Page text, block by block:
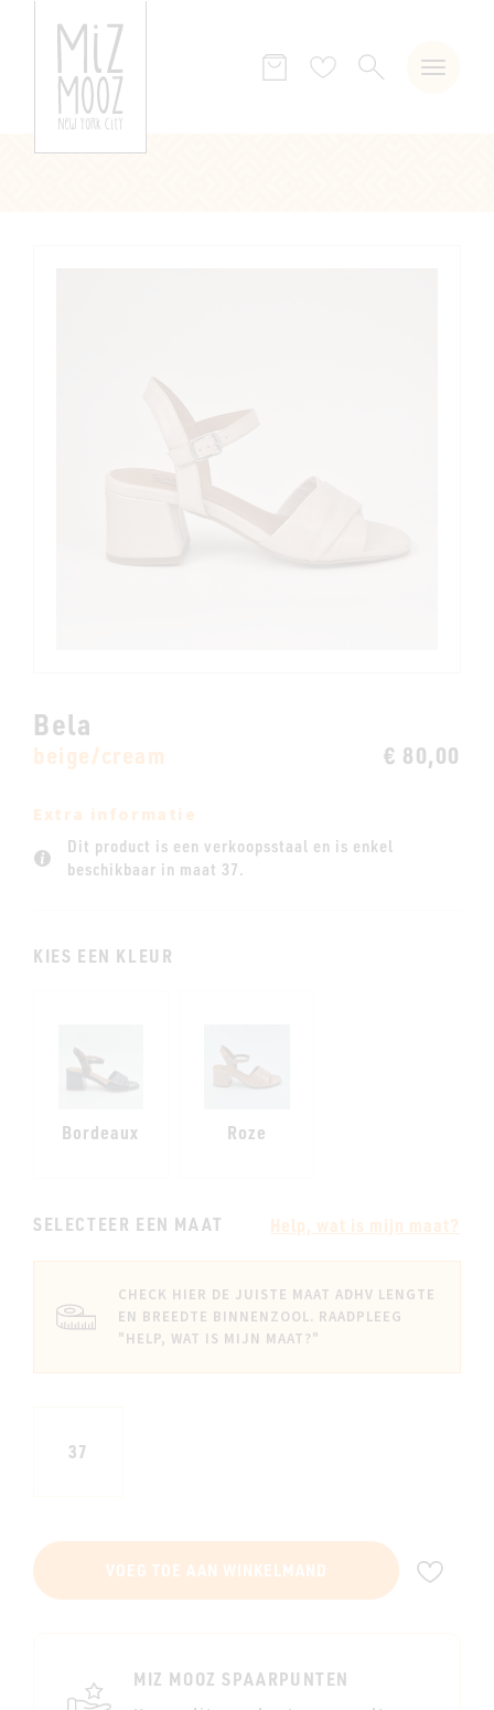
Verlanglijst
ZOEKEN
Bela
beige/cream € 80,00
Extra informatie
Dit product is een verkoopsstaal en is enkel
beschikbaar in maat 37.
KIES EEN KLEUR
Bordeaux Roze
SELECTEER EEN MAAT Help, wat is mijn maat?
CHECK HIER DE JUISTE MAAT ADHV LENGTE
EN BREEDTE BINNENZOOL. RAADPLEEG
"HELP, WAT IS MIJN MAAT?"
37
VOEG TOE AAN WINKELMAND
MIZ MOOZ SPAARPUNTEN